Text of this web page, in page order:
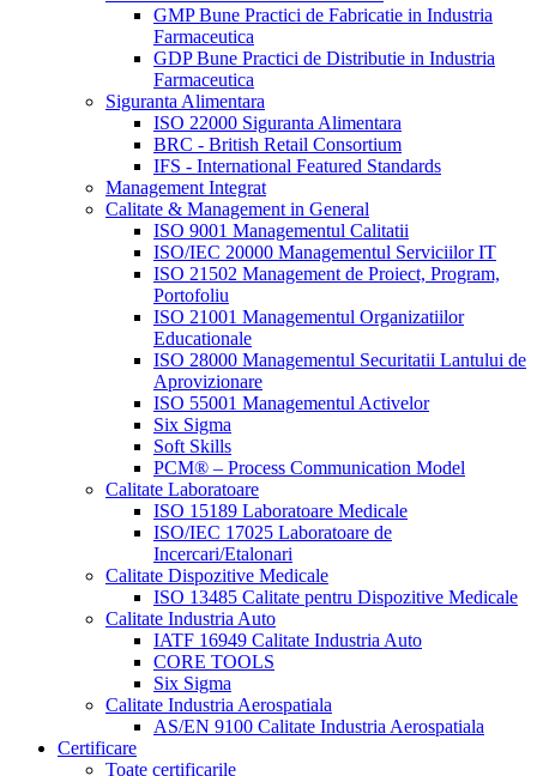
GMP Bune Practici de Fabricatie in Industria
Farmaceutica
GDP Bune Practici de Distributie in Industria
Farmaceutica
Siguranta Alimentara
ISO 22000 Siguranta Alimentara
BRC - British Retail Consortium
IFS - International Featured Standards
Management Integrat
Calitate & Management in General
ISO 9001 Managementul Calitatii
ISO/IEC 20000 Managementul Serviciilor IT
ISO 21502 Management de Proiect, Program,
Portofoliu
ISO 21001 Managementul Organizatiilor
Educationale
ISO 28000 Managementul Securitatii Lantului de
Aprovizionare
ISO 55001 Managementul Activelor
Six Sigma
Soft Skills
PCM® – Process Communication Model
Calitate Laboratoare
ISO 15189 Laboratoare Medicale
ISO/IEC 17025 Laboratoare de
Incercari/Etalonari
Calitate Dispozitive Medicale
ISO 13485 Calitate pentru Dispozitive Medicale
Calitate Industria Auto
IATF 16949 Calitate Industria Auto
CORE TOOLS
Six Sigma
Calitate Industria Aerospatiala
AS/EN 9100 Calitate Industria Aerospatiala
Certificare
Toate certificarile